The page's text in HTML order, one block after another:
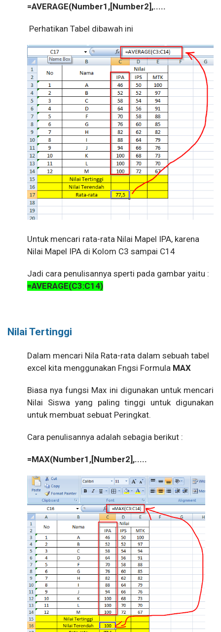
=AVERAGE(Number1,[Number2],.....
Perhatikan Tabel dibawah ini
Untuk mencari rata-rata Nilai Mapel IPA, karena
Nilai Mapel IPA di Kolom C3 sampai C14
Jadi cara penulisannya sperti pada gambar yaitu :
=AVERAGE(C3:C14)
Nilai Tertinggi
Dalam mencari Nila Rata-rata dalam sebuah tabel
excel kita menggunakan Fngsi Formula MAX
Biasa nya fungsi Max ini digunakan untuk mencari
Nilai Siswa yang paling tinggi untuk digunakan
untuk membuat sebuat Peringkat.
Cara penulisannya adalah sebagia berikut :
=MAX(Number1,[Number2],.....